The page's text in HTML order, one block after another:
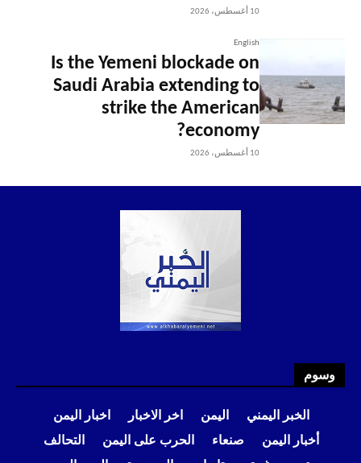
10 أغسطس، 2026
English
Is the Yemeni blockade on
Saudi Arabia extending to
strike the American
economy?
10 أغسطس، 2026
وسوم
الخبر اليمني اليمن اخر الاخبار
اخبار اليمن
أخبار اليمن
صنعاء الحرب على اليمن
التحالف